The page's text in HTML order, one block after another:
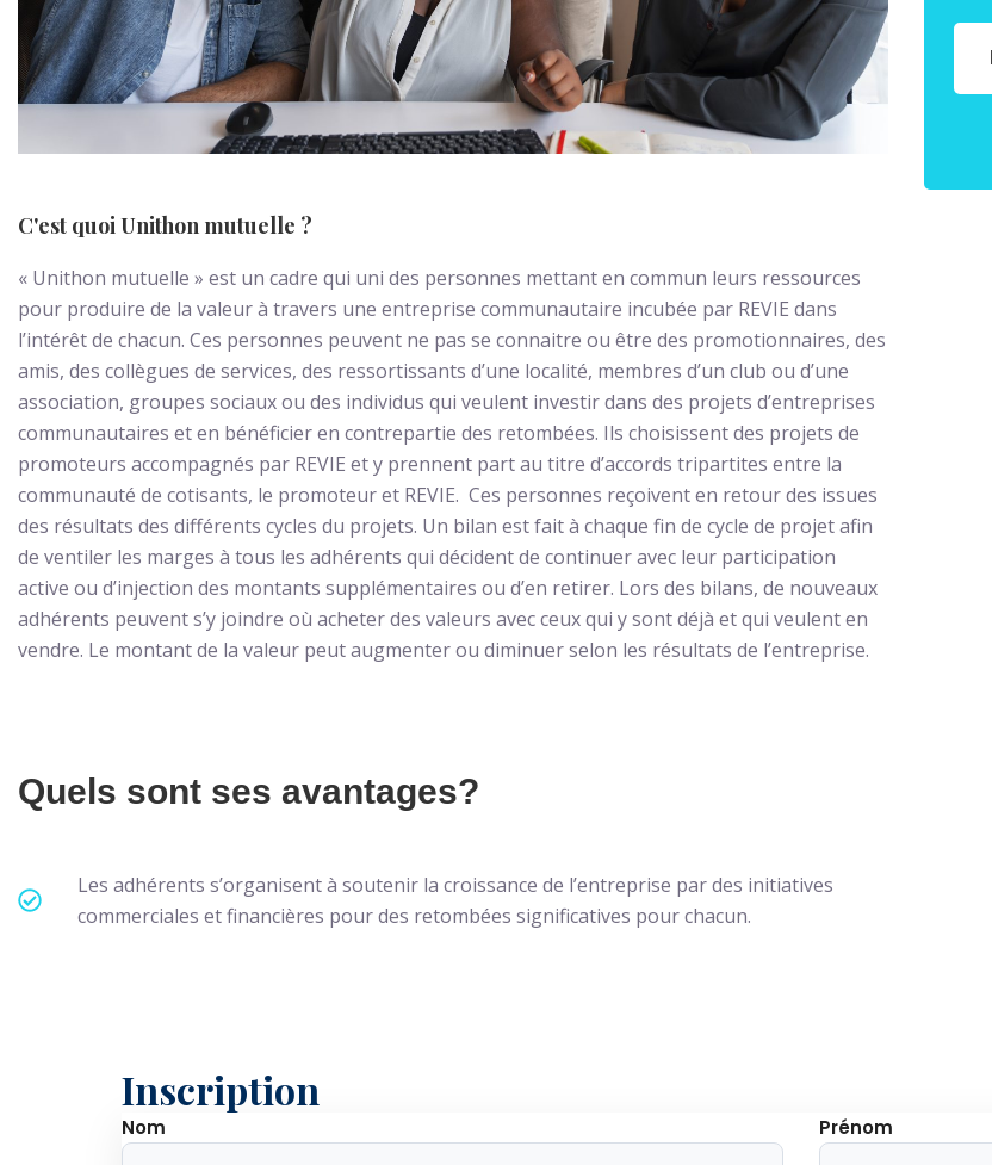
C'est quoi Unithon mutuelle ?
« Unithon mutuelle » est un cadre qui uni des personnes mettant en commun leurs ressources
pour produire de la valeur à travers une entreprise communautaire incubée par REVIE dans
l’intérêt de chacun. Ces personnes peuvent ne pas se connaitre ou être des promotionnaires, des
amis, des collègues de services, des ressortissants d’une localité, membres d’un club ou d’une
association, groupes sociaux ou des individus qui veulent investir dans des projets d’entreprises
communautaires et en bénéficier en contrepartie des retombées. Ils choisissent des projets de
promoteurs accompagnés par REVIE et y prennent part au titre d’accords tripartites entre la
communauté de cotisants, le promoteur et REVIE. Ces personnes reçoivent en retour des issues
des résultats des différents cycles du projets. Un bilan est fait à chaque fin de cycle de projet afin
de ventiler les marges à tous les adhérents qui décident de continuer avec leur participation
active ou d’injection des montants supplémentaires ou d’en retirer. Lors des bilans, de nouveaux
adhérents peuvent s’y joindre où acheter des valeurs avec ceux qui y sont déjà et qui veulent en
vendre. Le montant de la valeur peut augmenter ou diminuer selon les résultats de l’entreprise.
Quels sont ses avantages?
Les adhérents s’organisent à soutenir la croissance de l’entreprise par des initiatives
commerciales et financières pour des retombées significatives pour chacun.
Inscription
Nom Prénom